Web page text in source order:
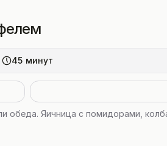
45 минут
Яичница с помидорами,